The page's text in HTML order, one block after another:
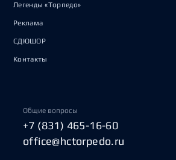
Легенды «Торпедо»
Реклама
СДЮШОР
Контакты
Общие вопросы
+7 (831) 465-16-60
office@hctorpedo.ru